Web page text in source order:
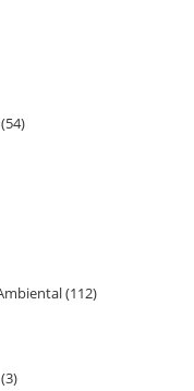
(54)
(112)
(3)